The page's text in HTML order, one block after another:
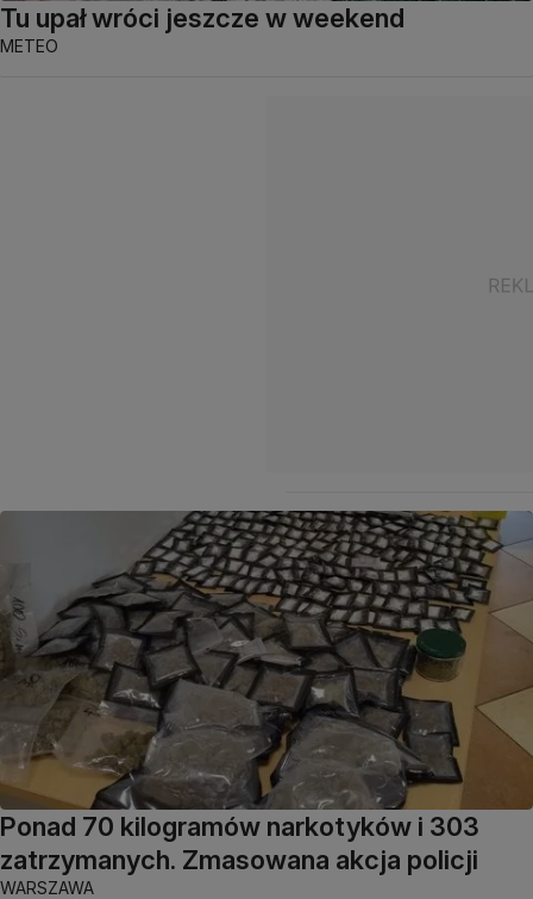
Tu upał wróci jeszcze w weekend
METEO
Ponad 70 kilogramów narkotyków i 303
zatrzymanych. Zmasowana akcja policji
WARSZAWA